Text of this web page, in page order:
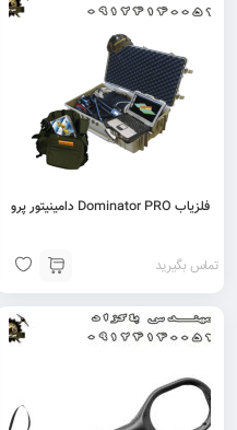
فلزیاب Dominator PRO دامینیتور پرو
تماس بگیرید